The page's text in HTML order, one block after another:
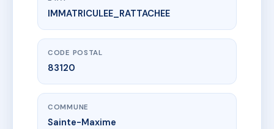
www.vme.plus/AC7632433
VILLA EMILIE
15 r des maures83120 Sainte-Maxime
IMMATRICULEE_RATTACHEE
CODE POSTAL
83120
COMMUNE
Sainte-Maxime